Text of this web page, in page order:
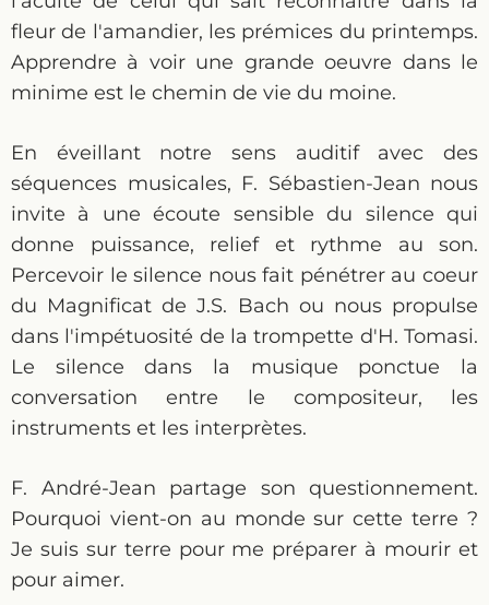
fleur de l'amandier, les prémices du printemps.
Apprendre à voir une grande oeuvre dans le
minime est le chemin de vie du moine.
En éveillant notre sens auditif avec des
séquences musicales, F. Sébastien-Jean nous
invite à une écoute sensible du silence qui
donne puissance, relief et rythme au son.
Percevoir le silence nous fait pénétrer au coeur
du Magnificat de J.S. Bach ou nous propulse
dans l'impétuosité de la trompette d'H. Tomasi.
Le silence dans la musique ponctue la
conversation entre le compositeur, les
instruments et les interprètes.
F. André-Jean partage son questionnement.
Pourquoi vient-on au monde sur cette terre ?
Je suis sur terre pour me préparer à mourir et
pour aimer.